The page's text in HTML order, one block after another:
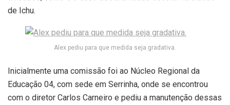
de Ichu.
Alex pediu para que medida seja gradativa.
Inicialmente uma comissão foi ao Núcleo Regional da
Educação 04, com sede em Serrinha, onde se encontrou
com o diretor Carlos Carneiro e pediu a manutenção dessas